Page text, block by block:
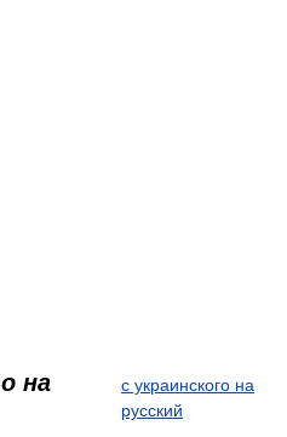
на
с украинского на
русский